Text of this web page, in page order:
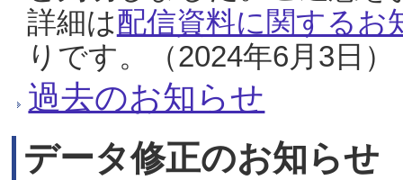
詳細は配信資料に関するお
りです。（2024年6月3日）
過去のお知らせ
データ修正のお知らせ